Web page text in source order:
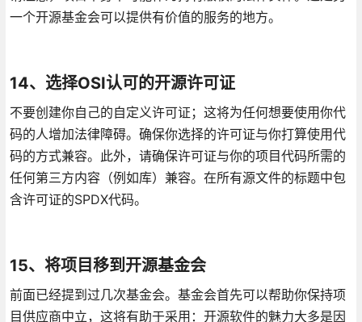
一个开源基金会可以提供有价值的服务的地方。
14、选择OSI认可的开源许可证
不要创建你自己的自定义许可证；这将为任何想要使用你代
码的人增加法律障碍。确保你选择的许可证与你打算使用代
码的方式兼容。此外，请确保许可证与你的项目代码所需的
任何第三方内容（例如库）兼容。在所有源文件的标题中包
含许可证的SPDX代码。
15、将项目移到开源基金会
前面已经提到过几次基金会。基金会首先可以帮助你保持项
目供应商中立，这将有助于采用：开源软件的魅力大多是因